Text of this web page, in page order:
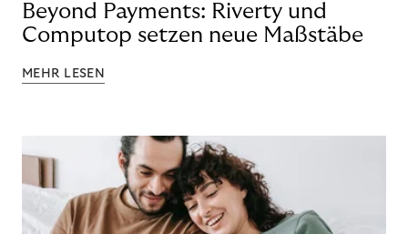
Beyond Payments: Riverty und
Computop setzen neue Maßstäbe
MEHR LESEN